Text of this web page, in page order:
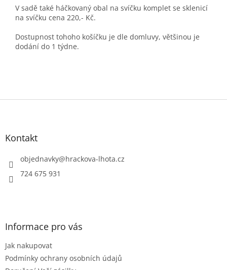
V sadě také háčkovaný obal na svíčku komplet se sklenicí
na svíčku cena 220,- Kč.
Dostupnost tohoho košíčku je dle domluvy, většinou je
dodání do 1 týdne.
Z
Kontakt
objednavky@hrackova-lhota.cz
724 675 931
Informace pro vás
Jak nakupovat
Podmínky ochrany osobních údajů